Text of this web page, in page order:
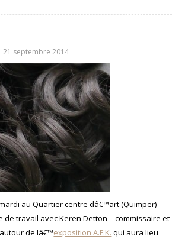
21 septembre 2014
au Quartier centre dâ€™art (Quimper)
de travail avec Keren Detton – commissaire et
de lâ€™exposition A.F.K. qui aura lieu